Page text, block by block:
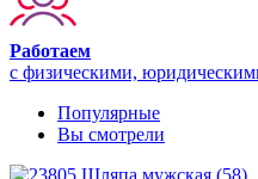
Работаем
с физическими,
Популярные
Вы смотрели